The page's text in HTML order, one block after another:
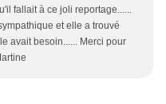
fallait à ce joli reportage......
et elle a trouvé
avait besoin...... Merci pour